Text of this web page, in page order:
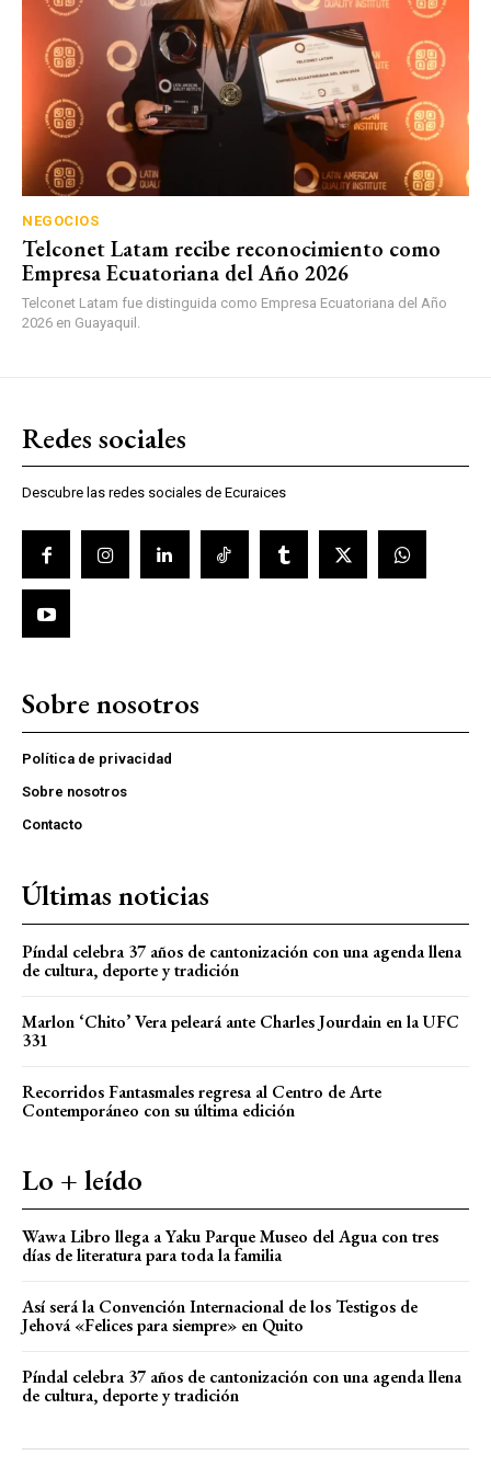
NEGOCIOS
Telconet Latam recibe reconocimiento como
Empresa Ecuatoriana del Año 2026
Telconet Latam fue distinguida como Empresa Ecuatoriana del Año
2026 en Guayaquil.
Redes sociales
Descubre las redes sociales de Ecuraices
Sobre nosotros
Política de privacidad
Sobre nosotros
Contacto
Últimas noticias
Píndal celebra 37 años de cantonización con una agenda llena
de cultura, deporte y tradición
Marlon ‘Chito’ Vera peleará ante Charles Jourdain en la UFC
331
Recorridos Fantasmales regresa al Centro de Arte
Contemporáneo con su última edición
Lo + leído
Wawa Libro llega a Yaku Parque Museo del Agua con tres
días de literatura para toda la familia
Así será la Convención Internacional de los Testigos de
Jehová «Felices para siempre» en Quito
Píndal celebra 37 años de cantonización con una agenda llena
de cultura, deporte y tradición